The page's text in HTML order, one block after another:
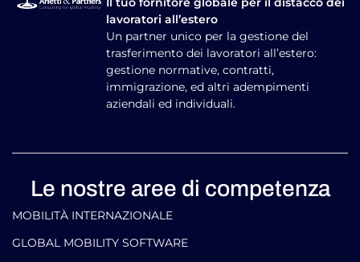
lavoratori all’estero
Un partner unico per la gestione del
trasferimento dei lavoratori all’estero:
gestione normative, contratti,
immigrazione, ed altri adempimenti
aziendali ed individuali.
Le nostre aree di competenza
MOBILITÀ INTERNAZIONALE
GLOBAL MOBILITY SOFTWARE​